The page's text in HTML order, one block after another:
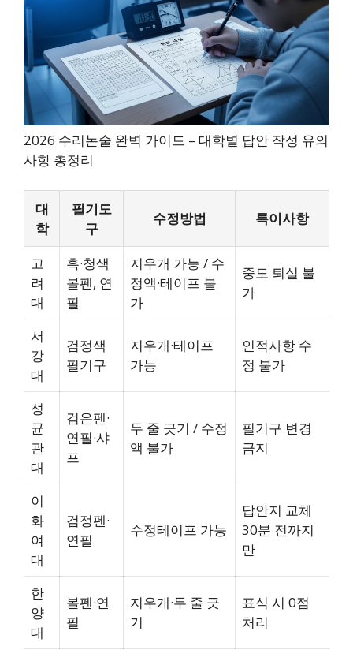
2026 수리논술 완벽 가이드 – 대학별 답안 작성 유의
사항 총정리
대
학
필기도
구
수정방법 특이사항
고
려
대
흑·청색
볼펜, 연
필
지우개 가능 / 수
정액·테이프 불
가
중도 퇴실 불
가
서
강
대
검정색
필기구
지우개·테이프
가능
인적사항 수
정 불가
성
균
관
대
검은펜·
연필·샤
프
두 줄 긋기 / 수정
액 불가
필기구 변경
금지
이
화
여
대
검정펜·
연필
수정테이프 가능
답안지 교체
30분 전까지
만
한
양
대
볼펜·연
필
지우개·두 줄 긋
기
표식 시 0점
처리